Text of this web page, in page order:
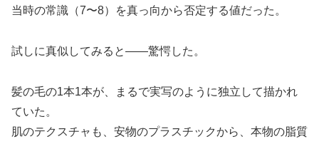
当時の常識（7〜8）を真っ向から否定する値だった。
試しに真似してみると――驚愕した。
髪の毛の1本1本が、まるで実写のように独立して描かれ
ていた。
肌のテクスチャも、安物のプラスチックから、本物の脂質